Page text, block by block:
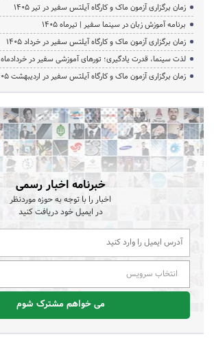
زمان برگزاری آزمون ماک و کارگاه آیلتس سفیر در تیر 1405
برنامه آموزش زبان در سینما سفیر | تیرماه ۱۴۰۵
زمان برگزاری آزمون ماک و کارگاه آیلتس سفیر در خرداد 1405
لذت سینما، قدرت یادگیری؛ تورهای آموزشی سفیر در خردادماه
زمان برگزاری آزمون ماک و کارگاه آیلتس سفیر در اردیبهشت 1405
خبرنامه اخبار رسمی
اخبار را با توجه به حوزه موردنظر
در ایمیل خود دریافت کنید
انتخاب سرویس
می خواهم مشترک شوم